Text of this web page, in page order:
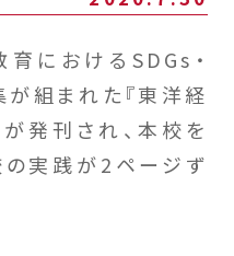
におけるSDGs・
が組まれた『東洋経
発刊され、本校を
実践が2ページず